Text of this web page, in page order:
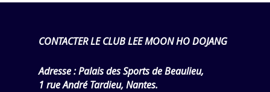
CONTACTER LE CLUB LEE MOON HO DOJANG
Adresse :Palais des Sports de Beaulieu,
1 rue André Tardieu, Nantes.